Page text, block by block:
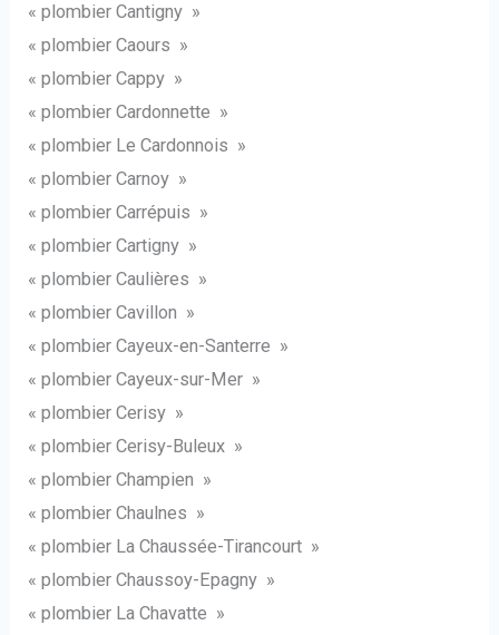
« plombier Cantigny »
« plombier Caours »
« plombier Cappy »
« plombier Cardonnette »
« plombier Le Cardonnois »
« plombier Carnoy »
« plombier Carrépuis »
« plombier Cartigny »
« plombier Caulières »
« plombier Cavillon »
« plombier Cayeux-en-Santerre »
« plombier Cayeux-sur-Mer »
« plombier Cerisy »
« plombier Cerisy-Buleux »
« plombier Champien »
« plombier Chaulnes »
« plombier La Chaussée-Tirancourt »
« plombier Chaussoy-Epagny »
« plombier La Chavatte »